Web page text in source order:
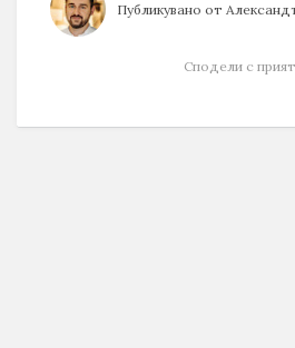
Публикувано от
Сподели с